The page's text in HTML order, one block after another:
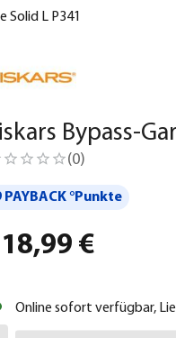
Solid L P341
Bypass-
(0)
PAYBACK °Punkte
18,99 €
Online sofort verfügbar,